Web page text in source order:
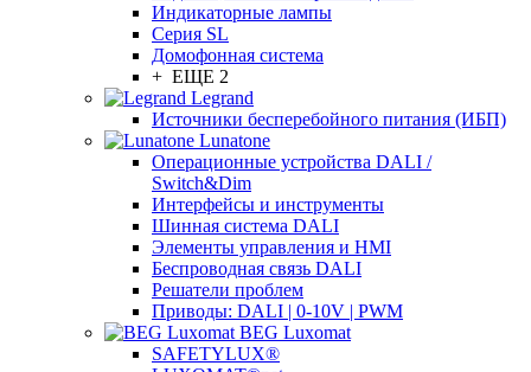
Индикаторные лампы
Серия SL
Домофонная система
+ ЕЩЕ 2
Legrand
Источники бесперебойного питания (ИБП)
Lunatone
Операционные устройства DALI /
Switch&Dim
Интерфейсы и инструменты
Шинная система DALI
Элементы управления и HMI
Беспроводная связь DALI
Решатели проблем
Приводы: DALI | 0-10V | PWM
BEG Luxomat
SAFETYLUX®